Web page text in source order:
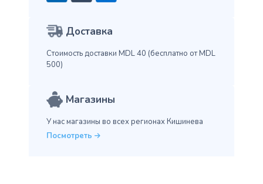
Доставка
Стоимость доставки MDL 40 (бесплатно от MDL
500)
Магазины
У нас магазины во всех регионах Кишинева
Посмотреть